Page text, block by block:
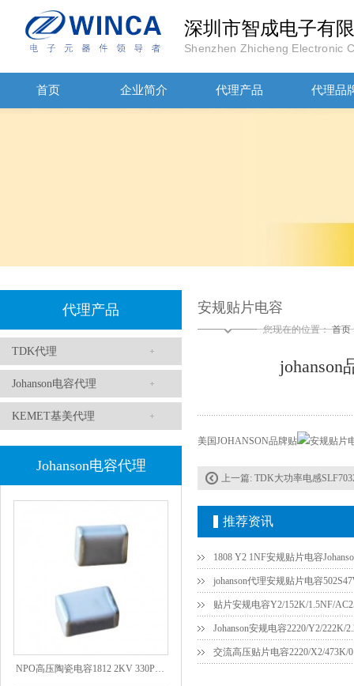
深圳市智成电子有
Shenzhen Zhicheng Electronic
首页 企业简介 代理产品 代理品
代理产品
TDK代理
Johanson电容代理
KEMET基美代理
Johanson电容代理
高压贴片电容2220 2KV X7R 0.01UF封装
安规贴片电容
您现在的位置：首页
johanson
美国JOHANSON品牌贴
上一篇: TDK大功率电感
推荐资讯
1808 Y2 1NF安规贴片电容
贴片安规电容Y2/152K/1.5NF/
Johanson安规电容2220/Y2/222K/